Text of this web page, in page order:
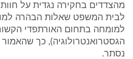
מהצדדים בחקירה נגדית על
לבית המשפט שאלות הבהרה
למומחה בתחום האורתפדי
הגסטרואנטרולוגיה), כך
נסתר.